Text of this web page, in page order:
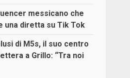
messicano che
una diretta su Tik Tok
di M5s, il suo centro
a Grillo: “Tra noi